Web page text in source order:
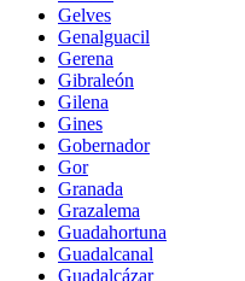
Gelves
Genalguacil
Gerena
Gibraleón
Gilena
Gines
Gobernador
Gor
Granada
Grazalema
Guadahortuna
Guadalcanal
Guadalcázar